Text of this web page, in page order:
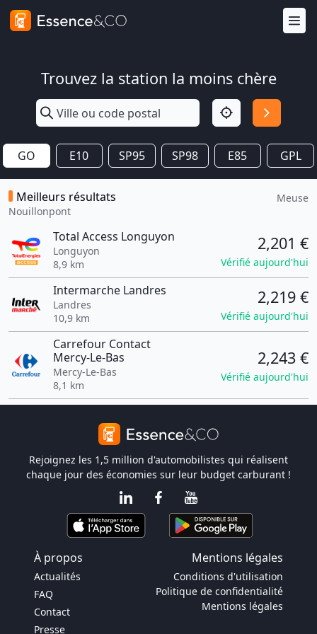
Trouvez la station la moins chère
GO E10 SP95 SP98 E85 GPL
Meilleurs résultats
Nouillonpont
Meuse
Total Access Longuyon
Longuyon
8,9 km
2,201 €
Vérifié aujourd'hui
Intermarche Landres
Landres
10,9 km
2,219 €
Vérifié aujourd'hui
Carrefour Contact
Mercy-Le-Bas
Mercy-Le-Bas
8,1 km
2,243 €
Vérifié aujourd'hui
Rejoignez les 1,5 million d'automobilistes qui réalisent
chaque jour des économies sur leur budget carburant !
À propos Mentions légales
Actualités
FAQ
Contact
Presse
Conditions d'utilisation
Politique de confidentialité
Mentions légales